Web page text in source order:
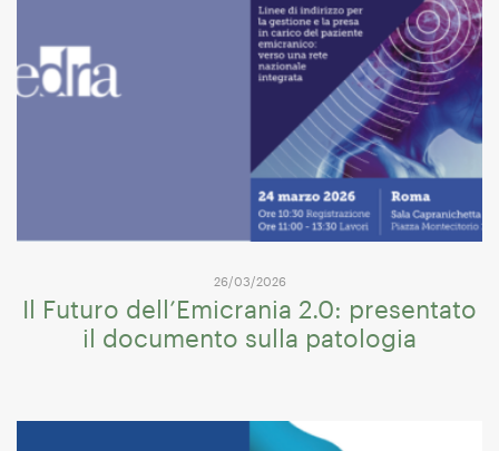
26/03/2026
Il Futuro dell’Emicrania 2.0: presentato
il documento sulla patologia